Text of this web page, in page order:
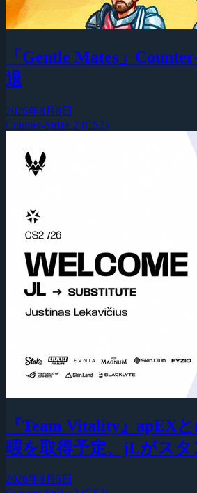
「Gentle Mates」
退
2026年8月8日
Counter-Strike 2 (CS2)
『Team Vitality』apEX
暇を取得予定、jLがスタ
2026年8月5日